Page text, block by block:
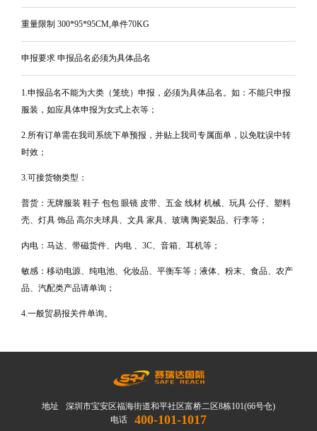
重量限制 300*95*95CM,单件70KG
申报要求 申报品名必须为具体品名
1.申报品名不能为大类（笼统）申报，必须为具体品名。如：不能只申报
服装，如应具体申报为女式上衣等；
2.所有订单需在我司系统下单预报，并贴上我司专属面单，以免耽误中转
时效；
3.可接货物类型：
普货：无牌服装 鞋子 包包 眼镜 皮带、五金 线材 机械、玩具 公仔、塑料
壳、灯具 饰品 高尔夫球具、文具 家具、玻璃 陶瓷製品、行李等；
内电：马达、带磁货件、内电 、3C、音箱、耳机等；
敏感：移动电源、纯电池、化妆品、平衡车等；液体、粉末、食品、农产
品、汽配类产品请单询；
4.一般贸易报关件单询。
地址
深圳市宝安区福海街道和平社区富桥二区8栋101(66号仓)
电话
400-101-1017